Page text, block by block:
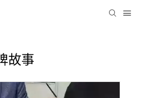
故事